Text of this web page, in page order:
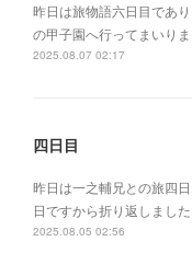
昨日は旅物語六日目であ
の甲子園へ行ってまいり
2025.08.07 02:17
四日目
昨日は一之輔兄との旅四
日ですから折り返しまし
2025.08.05 02:56